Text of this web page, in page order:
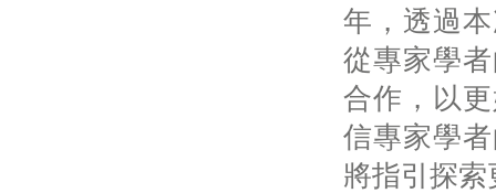
年，透過
從專家學
合作，以
信專家學
將指引探